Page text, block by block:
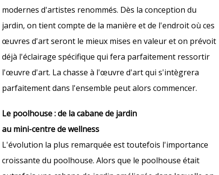
modernes d'artistes renommés. Dès la conception du
jardin, on tient compte de la manière et de l'endroit où ces
œuvres d'art seront le mieux mises en valeur et on prévoit
déjà l'éclairage spécifique qui fera parfaitement ressortir
l'œuvre d'art. La chasse à l'œuvre d'art qui s'intègrera
parfaitement dans l'ensemble peut alors commencer.
Le poolhouse : de la cabane de jardin
au mini-centre de wellness
L'évolution la plus remarquée est toutefois l'importance
croissante du poolhouse. Alors que le poolhouse était